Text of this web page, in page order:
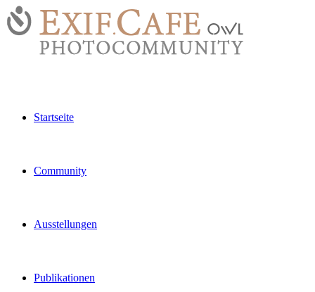
Startseite
Community
Ausstellungen
Publikationen